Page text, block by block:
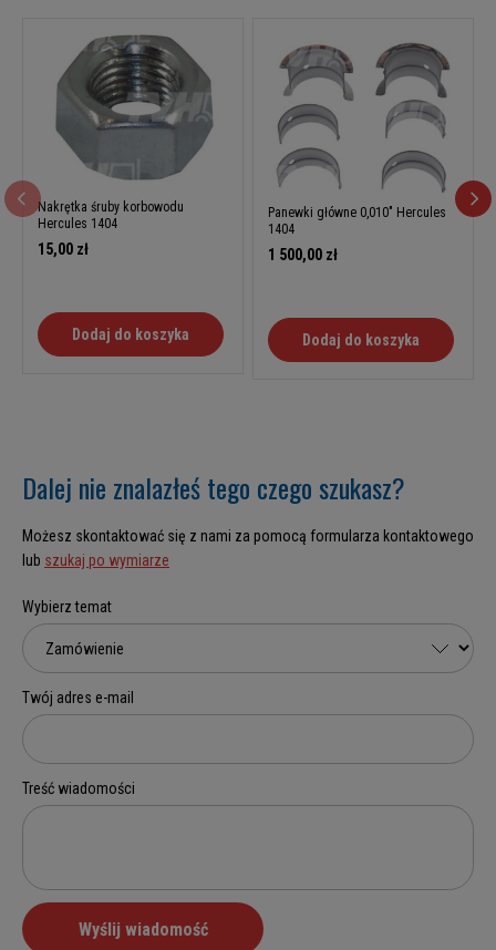
Nakrętka śruby korbowodu
Hercules 1404
15,00 zł
Dodaj do koszyka
Panewki główne 0,010" Hercules
1404
1 500,00 zł
Dodaj do koszyka
Dalej nie znalazłeś tego czego szukasz?
Możesz skontaktować się z nami za pomocą formularza kontaktowego
lub szukaj po wymiarze